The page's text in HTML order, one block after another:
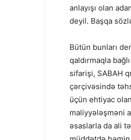
anlayışı olan
deyil. Başqa
Bütün bunları
qaldırmaqla
sifarişi, SABAH
çərçivəsində
üçün ehtiyac
maliyyələşməni
əsaslarla da ali